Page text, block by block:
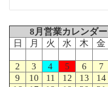
8月営業カレンダー
日
月 火 水 木 金
2
3 4 5 6 7
9
10 11 12 13 14